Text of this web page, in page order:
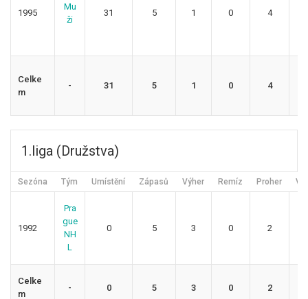
1995
Mu
ži
31 5 1 0 4
Celke
m
- 31 5 1 0 4
1.liga (Družstva)
Sezóna Tým Umístění Zápasů Výher Remíz Proher
1992
Pra
gue
NH
L
0 5 3 0 2
Celke
m
- 0 5 3 0 2